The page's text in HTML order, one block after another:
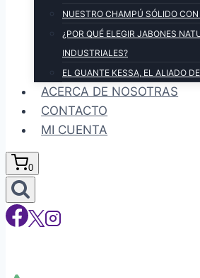
NUESTRO CHAMPÚ SÓLIDO
¿POR QUÉ ELEGIR JABONES
INDUSTRIALES?
EL GUANTE KESSA, EL ALIADO
ACERCA DE NOSOTRAS
CONTACTO
MI CUENTA
0